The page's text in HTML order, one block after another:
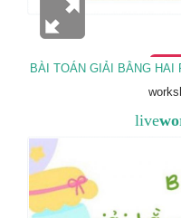
BÀI TOÁN GIẢI BẰNG HAI
live